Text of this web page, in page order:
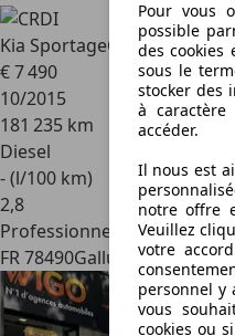
Kia SportageCRDI
€ 7 490
10/2015
181 235 km
Diesel
- (l/100 km)
2,8
Professionnel
FR 78490Galluis
Pour vous
possible
des cookies
sous le
stocker des
à
accéder.
Il nous est
notre offre
Veuillez
votre
personnel y
vous
cookies ou